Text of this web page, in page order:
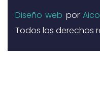
Diseño web por
Todos los derechos